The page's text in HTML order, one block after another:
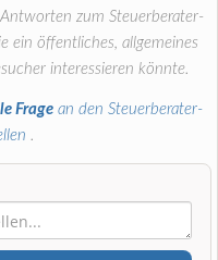
zum Steuerberater-
ein öffentliches, allgemeines
interessieren könnte.
Frage an den Steuerberater-
.